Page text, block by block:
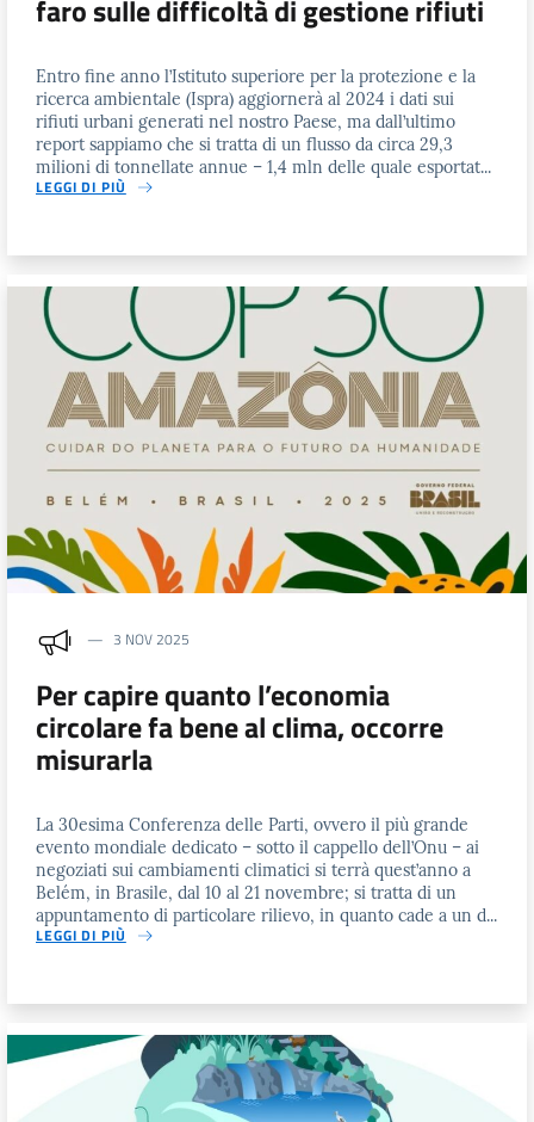
faro sulle difficoltà di gestione rifiuti
Entro fine anno l’Istituto superiore per la protezione e la
ricerca ambientale (Ispra) aggiornerà al 2024 i dati sui
rifiuti urbani generati nel nostro Paese, ma dall’ultimo
report sappiamo che si tratta di un flusso da circa 29,3
milioni di tonnellate annue – 1,4 mln delle quale esportat...
LEGGI DI PIÙ
3 NOV 2025
Per capire quanto l’economia
circolare fa bene al clima, occorre
misurarla
La 30esima Conferenza delle Parti, ovvero il più grande
evento mondiale dedicato – sotto il cappello dell’Onu – ai
negoziati sui cambiamenti climatici si terrà quest’anno a
Belém, in Brasile, dal 10 al 21 novembre; si tratta di un
appuntamento di particolare rilievo, in quanto cade a un d...
LEGGI DI PIÙ